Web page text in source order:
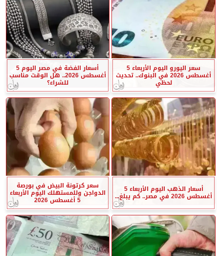
سعر اليورو اليوم الأربعاء 5
أغسطس 2026 في البنوك.. تحديث
لحظي
أسعار الفضة في مصر اليوم 5
أغسطس 2026.. هل الوقت مناسب
للشراء؟
أسعار الذهب اليوم الأربعاء 5
أغسطس 2026 في مصر.. كم يبلغ...
سعر كرتونة البيض في بورصة
الدواجن وللمستهلك اليوم الأربعاء
5 أغسطس 2026